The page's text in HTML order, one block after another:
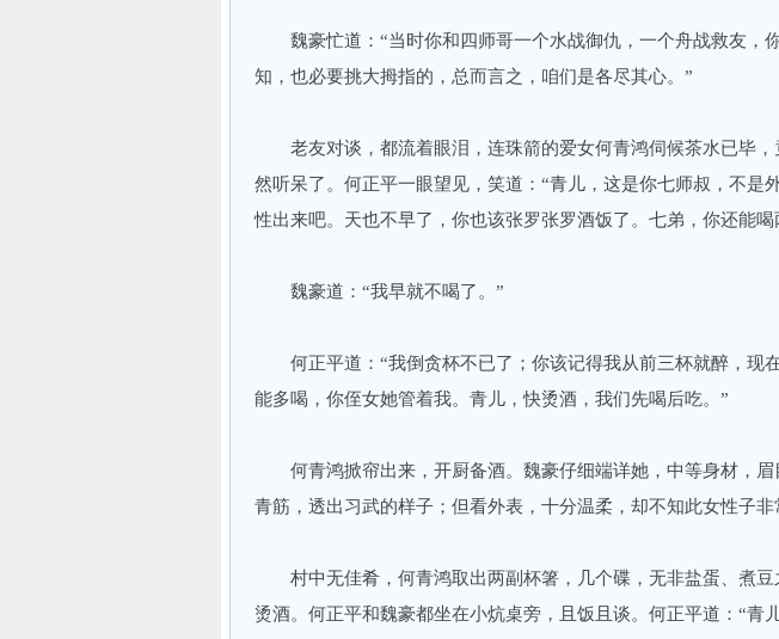
魏豪忙道：“当时你和四师哥一个水战御仇，一个舟战救友，
知，也必要挑大拇指的，总而言之，咱们是各尽其心。”
老友对谈，都流着眼泪，连珠箭的爱女何青鸿伺候茶水已毕，
然听呆了。何正平一眼望见，笑道：“青儿，这是你七师叔，不是
性出来吧。天也不早了，你也该张罗张罗酒饭了。七弟，你还能喝
魏豪道：“我早就不喝了。”
何正平道：“我倒贪杯不已了；你该记得我从前三杯就醉，现
能多喝，你侄女她管着我。青儿，快烫酒，我们先喝后吃。”
何青鸿掀帘出来，开厨备酒。魏豪仔细端详她，中等身材，眉
青筋，透出习武的样子；但看外表，十分温柔，却不知此女性子非
村中无佳肴，何青鸿取出两副杯箸，几个碟，无非盐蛋、煮豆
烫酒。何正平和魏豪都坐在小炕桌旁，且饭且谈。何正平道：“青